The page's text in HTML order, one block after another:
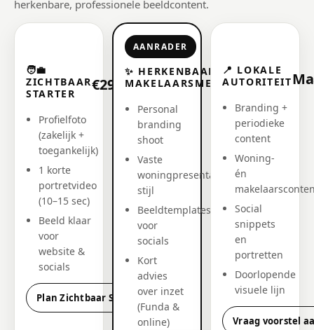
herkenbare, professionele beeldcontent.
🧑‍💼
ZICHTBAAR
STARTER
€295
Profielfoto
(zakelijk +
toegankelijk)
1 korte
portretvideo
(10–15 sec)
Beeld klaar
voor
website &
socials
Plan Zichtbaar Starter
AANRADER
✨ HERKENBAAR
MAKELAARSMERK€795
Personal
branding
shoot
Vaste
woningpresentatie-
stijl
Beeldtemplates
voor
socials
Kort
advies
over inzet
(Funda &
online)
📍 LOKALE
AUTORITEIT
Branding +
periodieke
content
Woning-
én
Social
snippets
en
portretten
Doorlopende
visuele lijn
Vraag voorstel